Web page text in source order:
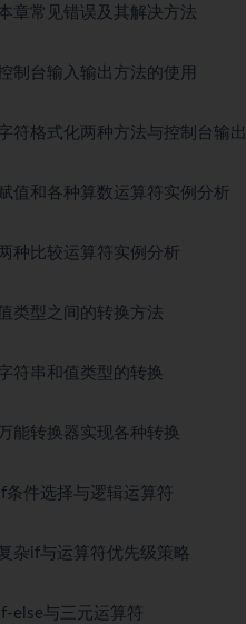
章常见错误及其解决方法
制台输入输出方法的使用
符格式化两种方法与控制台输出
值和各种算数运算符实例分析
种比较运算符实例分析
类型之间的转换方法
符串和值类型的转换
能转换器实现各种转换
件选择与逻辑运算符
杂if与运算符优先级策略
else与三元运算符